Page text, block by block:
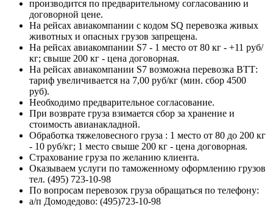
производится по предварительному согласованию и
договорной цене.
На рейсах авиакомпании с кодом SQ перевозка живых
животных и опасных грузов запрещена.
На рейсах авиакомпании S7 - 1 место от 80 кг - +11 руб/
кг; свыше 200 кг - цена договорная.
На рейсах авиакомпании S7 возможна перевозка ВТТ:
тариф увеличивается на 7,00 руб/кг (мин. сбор 4500
руб).
Необходимо предварительное согласование.
При возврате груза взимается сбор за хранение и
стоимость авианакладной.
Обработка тяжеловесного груза : 1 место от 80 до 200 кг
- 10 руб/кг; 1 место свыше 200 кг - цена договорная.
Страхование груза по желанию клиента.
Оказываем услуги по таможенному оформлению грузов
тел. (495) 723-10-98
По вопросам перевозок груза обращаться по телефону:
а/п Домодедово: (495)723-10-98